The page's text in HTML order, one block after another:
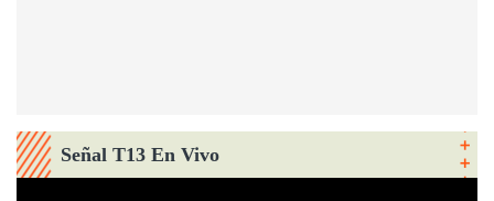
Señal T13 En Vivo